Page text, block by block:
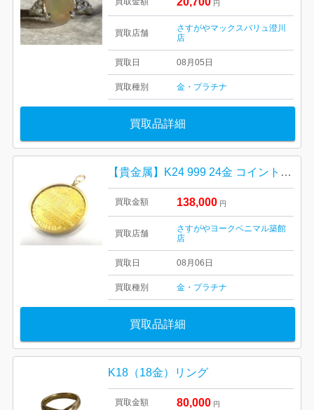
円
買取店舗
さすがやマックスバリュ澄川
店
買取日 08月05日
買取種別 金・プラチナ
買取品詳細
【貴金属】K24 999 24金 コイントップ K18 18金 750 ウィーン金貨
買取金額 138,000 円
買取店舗
さすがやヨークベニマル築館
店
買取日 08月06日
買取種別 金・プラチナ
買取品詳細
K18（18金）リング
買取金額 80,000 円